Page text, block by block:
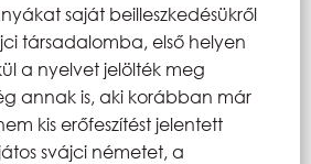
saját beilleszkedésükről
társadalomba, első helyen
a nyelvet jelölték meg
annak is, aki korábban már
kis erőfeszítést jelentett
svájci németet, a